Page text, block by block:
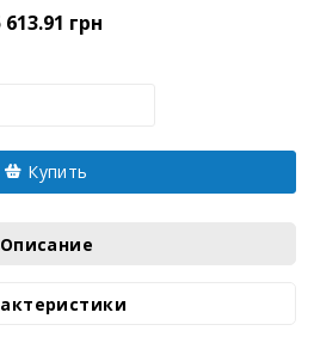
613.91 грн
Купить
Описание